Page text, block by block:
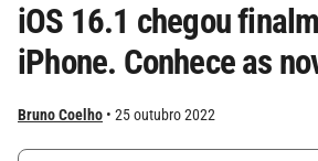
iOS 16.1 chegou
iPhone. Conhece as
Bruno Coelho 25 outubro 2022